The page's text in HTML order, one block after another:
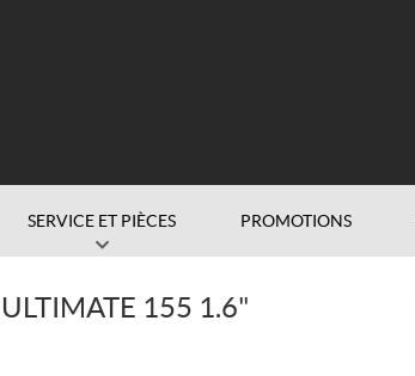
SERVICE ET PIÈCES PROMOTIONS
155 1.6"